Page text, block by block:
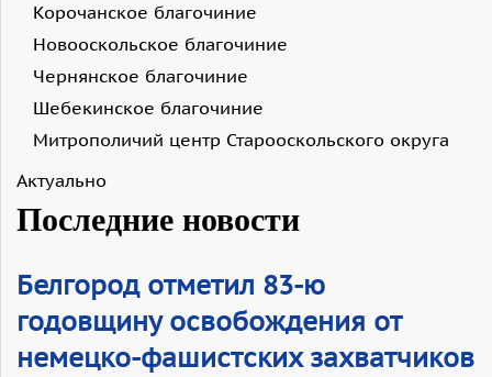
Корочанское благочиние
Новооскольское благочиние
Чернянское благочиние
Шебекинское благочиние
Митрополичий центр Старооскольского округа
Актуально
Последние новости
Белгород отметил 83-ю
годовщину освобождения от
немецко-фашистских захватчиков